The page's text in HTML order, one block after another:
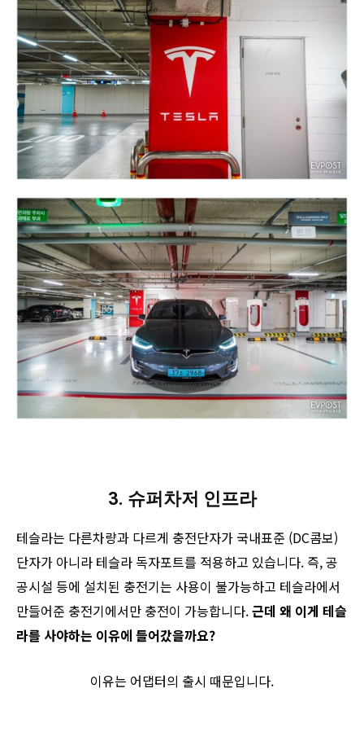
3. 슈퍼차저 인프라
테슬라는 다른차량과 다르게 충전단자가 국내표준 (DC콤보)
단자가 아니라 테슬라 독자포트를 적용하고 있습니다. 즉, 공
공시설 등에 설치된 충전기는 사용이 불가능하고 테슬라에서
만들어준 충전기에서만 충전이 가능합니다.근데 왜 이게 테슬
라를 사야하는 이유에 들어갔을까요?
이유는 어댑터의 출시 때문입니다.